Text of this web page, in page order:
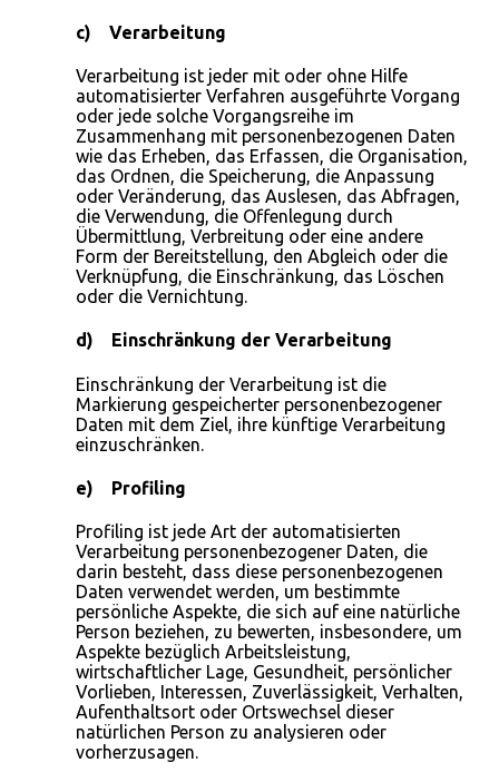
c) Verarbeitung
Verarbeitung ist jeder mit oder ohne Hilfe
automatisierter Verfahren ausgeführte Vorgang
oder jede solche Vorgangsreihe im
Zusammenhang mit personenbezogenen Daten
wie das Erheben, das Erfassen, die Organisation,
das Ordnen, die Speicherung, die Anpassung
oder Veränderung, das Auslesen, das Abfragen,
die Verwendung, die Offenlegung durch
Übermittlung, Verbreitung oder eine andere
Form der Bereitstellung, den Abgleich oder die
Verknüpfung, die Einschränkung, das Löschen
oder die Vernichtung.
d) Einschränkung der Verarbeitung
Einschränkung der Verarbeitung ist die
Markierung gespeicherter personenbezogener
Daten mit dem Ziel, ihre künftige Verarbeitung
einzuschränken.
e) Profiling
Profiling ist jede Art der automatisierten
Verarbeitung personenbezogener Daten, die
darin besteht, dass diese personenbezogenen
Daten verwendet werden, um bestimmte
persönliche Aspekte, die sich auf eine natürliche
Person beziehen, zu bewerten, insbesondere, um
Aspekte bezüglich Arbeitsleistung,
wirtschaftlicher Lage, Gesundheit, persönlicher
Vorlieben, Interessen, Zuverlässigkeit, Verhalten,
Aufenthaltsort oder Ortswechsel dieser
natürlichen Person zu analysieren oder
vorherzusagen.